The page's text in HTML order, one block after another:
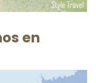
en